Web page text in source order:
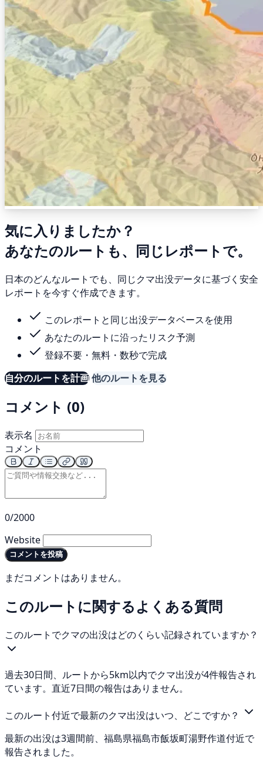
気に入りましたか？
あなたのルートも、同じレポートで。
日本のどんなルートでも、同じクマ出没データに基づく安全
レポートを今すぐ作成できます。
このレポートと同じ出没データベースを使用
あなたのルートに沿ったリスク予測
登録不要・無料・数秒で完成
自分のルートを計画他のルートを見る
コメント (0)
表示名
コメント
0/2000
Website
コメントを投稿
まだコメントはありません。
このルートに関するよくある質問
このルートでクマの出没はどのくらい記録されていますか？
過去30日間、ルートから5km以内でクマ出没が4件報告され
ています。直近7日間の報告はありません。
このルート付近で最新のクマ出没はいつ、どこですか？
最新の出没は3週間前、福島県福島市飯坂町湯野作道付近で
報告されました。